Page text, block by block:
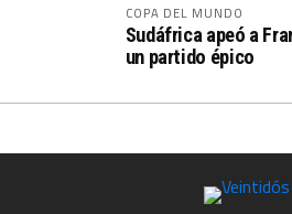
COPA DEL MUNDO
Sudáfrica apeó a
un partido épico